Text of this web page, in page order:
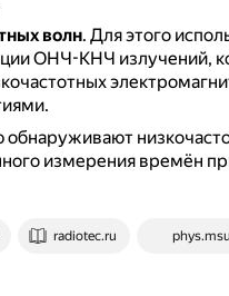
волн. Для этого
ОНЧ-КНЧ излучений,
измерения времён
radiotec.ru